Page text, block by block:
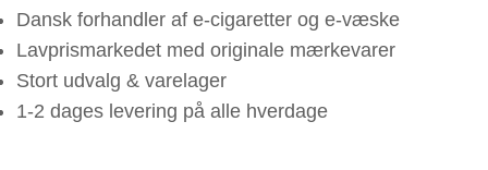
Dansk forhandler af e-cigaretter og e-væske
Lavprismarkedet med originale mærkevarer
Stort udvalg & varelager
1-2 dages levering på alle hverdage